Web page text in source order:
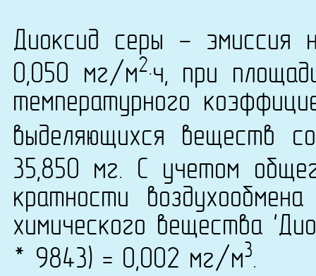
Диоксид серы - эмиссия
0,050 мг/м2·ч, при
температурного
выделяющихся веществ
35,850 мг. С учетом
кратности
химического вещества
* 9843) = 0,002 мг/м3.